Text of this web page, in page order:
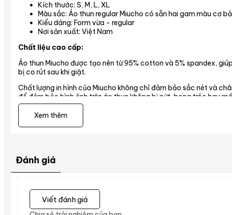
Kích thước: S, M, L, XL
Màu sắc: Áo thun regular Miucho có sẵn hai gam màu cơ
Kiểu dáng: Form vừa - regular
Nơi sản xuất: Việt Nam
Chất liệu cao cấp:
Áo thun Miucho được tạo nên từ 95% cotton và 5% spandex,
bị co rút sau khi giặt.
Chất lượng in hình của Miucho không chỉ đảm bảo sắc nét và
để đảm bảo hình ảnh trên áo thun không bị nứt, bong tróc hay
Hướng dẫn chọn size:
Xem thêm
Đánh giá
Viết đánh giá